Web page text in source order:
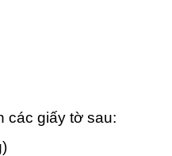
các giấy tờ sau: